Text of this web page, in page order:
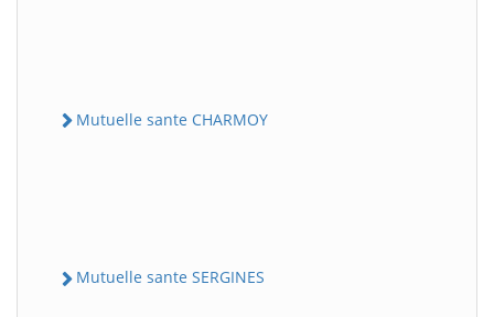
Mutuelle sante CHARMOY
Mutuelle sante SERGINES